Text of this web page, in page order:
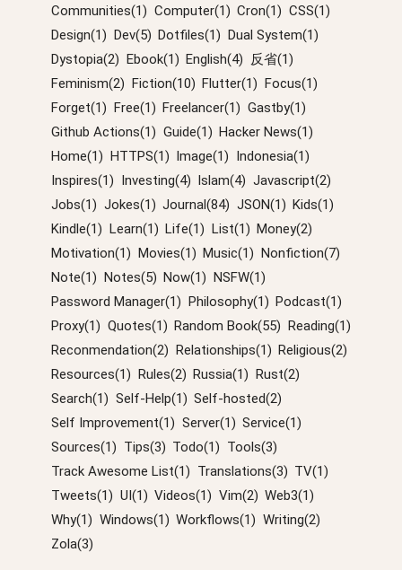
Communities(1) Computer(1) Cron(1) CSS(1)
Design(1) Dev(5) Dotfiles(1) Dual System(1)
Dystopia(2) Ebook(1) English(4)
反省(1)
Feminism(2) Fiction(10) Flutter(1) Focus(1)
Forget(1) Free(1) Freelancer(1) Gastby(1)
Github Actions(1) Guide(1) Hacker News(1)
Home(1) HTTPS(1) Image(1) Indonesia(1)
Inspires(1) Investing(4) Islam(4) Javascript(2)
Jobs(1) Jokes(1) Journal(84) JSON(1) Kids(1)
Kindle(1) Learn(1) Life(1) List(1) Money(2)
Motivation(1) Movies(1) Music(1) Nonfiction(7)
Note(1) Notes(5) Now(1) NSFW(1)
Password Manager(1) Philosophy(1) Podcast(1)
Proxy(1) Quotes(1) Random Book(55) Reading(1)
Reconmendation(2) Relationships(1) Religious(2)
Resources(1) Rules(2) Russia(1) Rust(2)
Search(1) Self-Help(1) Self-hosted(2)
Self Improvement(1) Server(1) Service(1)
Sources(1) Tips(3) Todo(1) Tools(3)
Track Awesome List(1) Translations(3) TV(1)
Tweets(1) UI(1) Videos(1) Vim(2) Web3(1)
Why(1) Windows(1) Workflows(1) Writing(2)
Zola(3)